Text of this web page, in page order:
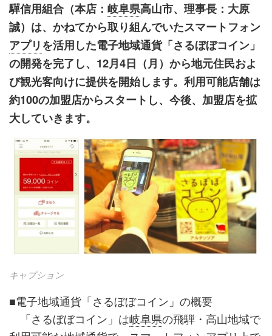
驒信用組合（本店： 岐阜県高山市、理事長：大原
誠）は、かねてから取り組んでいたスマートフォン
アプリ を活用した電子地域通貨「さるぼぼコイン」
の開発を完了し、12月4日（月）から地元住民およ
び観光客向けに提供を開始します。利用可能店舗は
約100の加盟店からスタートし、今後、加盟店を拡
大していきます。
キャプション
■電子地域通貨「さるぼぼコイン」の概要
「さるぼぼコイン」は岐阜県の飛騨・高山地域で